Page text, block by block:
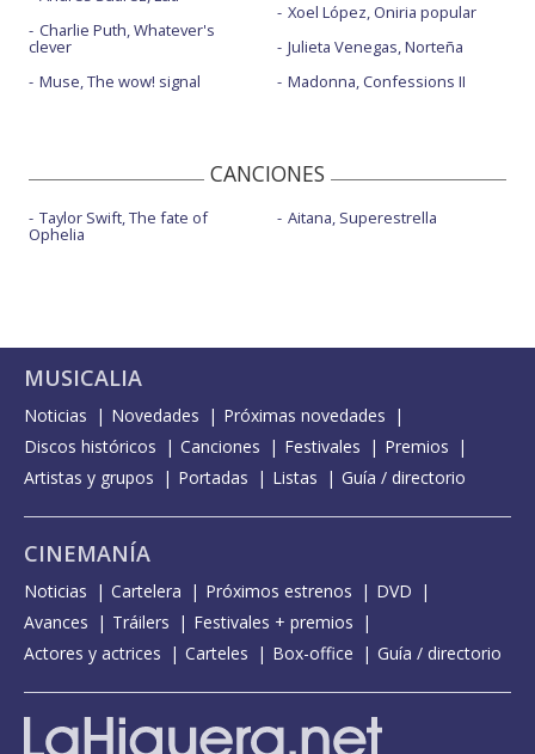
Charlie Puth, Whatever's
clever
Muse, The wow! signal
Xoel López, Oniria popular
Julieta Venegas, Norteña
Madonna, Confessions II
CANCIONES
Taylor Swift, The fate of
Ophelia
Aitana, Superestrella
MUSICALIA
Noticias Novedades
Próximas novedades
Discos históricos
Canciones Festivales
Premios
Artistas y grupos
Portadas Listas Guía / directorio
CINEMANÍA
Noticias Cartelera Próximos estrenos
DVD
Avances
Tráilers
Festivales + premios
Actores y actrices
Carteles Box-office Guía / directorio